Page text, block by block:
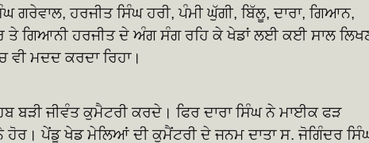
ਗਰੇਵਾਲ, ਹਰਜੀਤ ਸਿੰਘ ਹਰੀ, ਪੰਮੀ ਘੁੱਗੀ, ਬਿੱਲੂ, ਦਾਰਾ, ਗਿਆਨ,
ਤੇ ਗਿਆਨੀ ਹਰਜੀਤ ਦੇ ਅੰਗ ਸੰਗ ਰਹਿ ਕੇ ਖੇਡਾਂ ਲਈ ਕਈ ਸਾਲ
ਮਦਦ ਕਰਦਾ ਰਿਹਾ।
ਬੜੀ ਜੀਵੰਤ ਕੁਮੈਟਰੀ ਕਰਦੇ। ਫਿਰ ਦਾਰਾ ਸਿੰਘ ਨੇ ਮਾਈਕ ਫੜ
ਹੋਰ। ਪੇਂਡੂ ਖੇਡ ਮੇਲਿਆਂ ਦੀ ਕੁਮੈਂਟਰੀ ਦੇ ਜਨਮ ਦਾਤਾ ਸ. ਜੋਗਿੰਦਰ